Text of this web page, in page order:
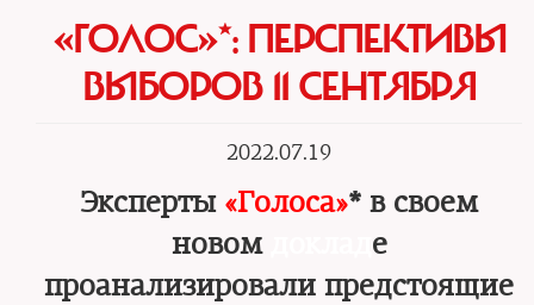
«ГОЛОС»‎*: ПЕРСПЕКТИВЫ
ВЫБОРОВ 11 СЕНТЯБРЯ
2022.07.19
Эксперты «Голоса»* в своем
новом
е
проанализировали предстоящие